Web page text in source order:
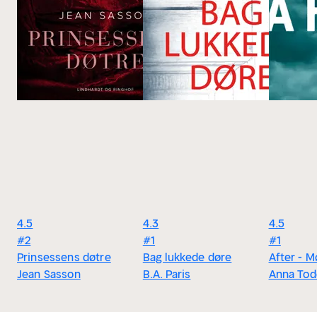
4.5
#2
Prinsessens døtre
Jean Sasson
4.3
#1
Bag lukkede døre
B.A. Paris
4.5
#1
After -
Anna